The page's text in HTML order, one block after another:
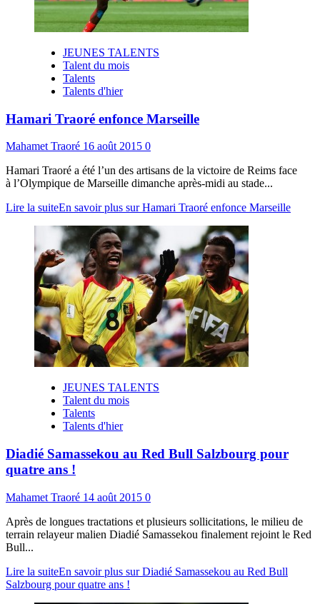
JEUNES TALENTS
Talent du mois
Talents
Talents d'hier
Hamari Traoré enfonce Marseille
Mahamet Traoré 16 août 2015 0
Hamari Traoré a été l’un des artisans de la victoire de Reims face
à l’Olympique de Marseille dimanche après-midi au stade...
Lire la suiteEn savoir plus sur Hamari Traoré enfonce Marseille
JEUNES TALENTS
Talent du mois
Talents
Talents d'hier
Diadié Samassekou au Red Bull Salzbourg pour
quatre ans !
Mahamet Traoré 14 août 2015 0
Après de longues tractations et plusieurs sollicitations, le milieu de
terrain relayeur malien Diadié Samassekou finalement rejoint le Red
Bull...
Lire la suiteEn savoir plus sur Diadié Samassekou au Red Bull
Salzbourg pour quatre ans !